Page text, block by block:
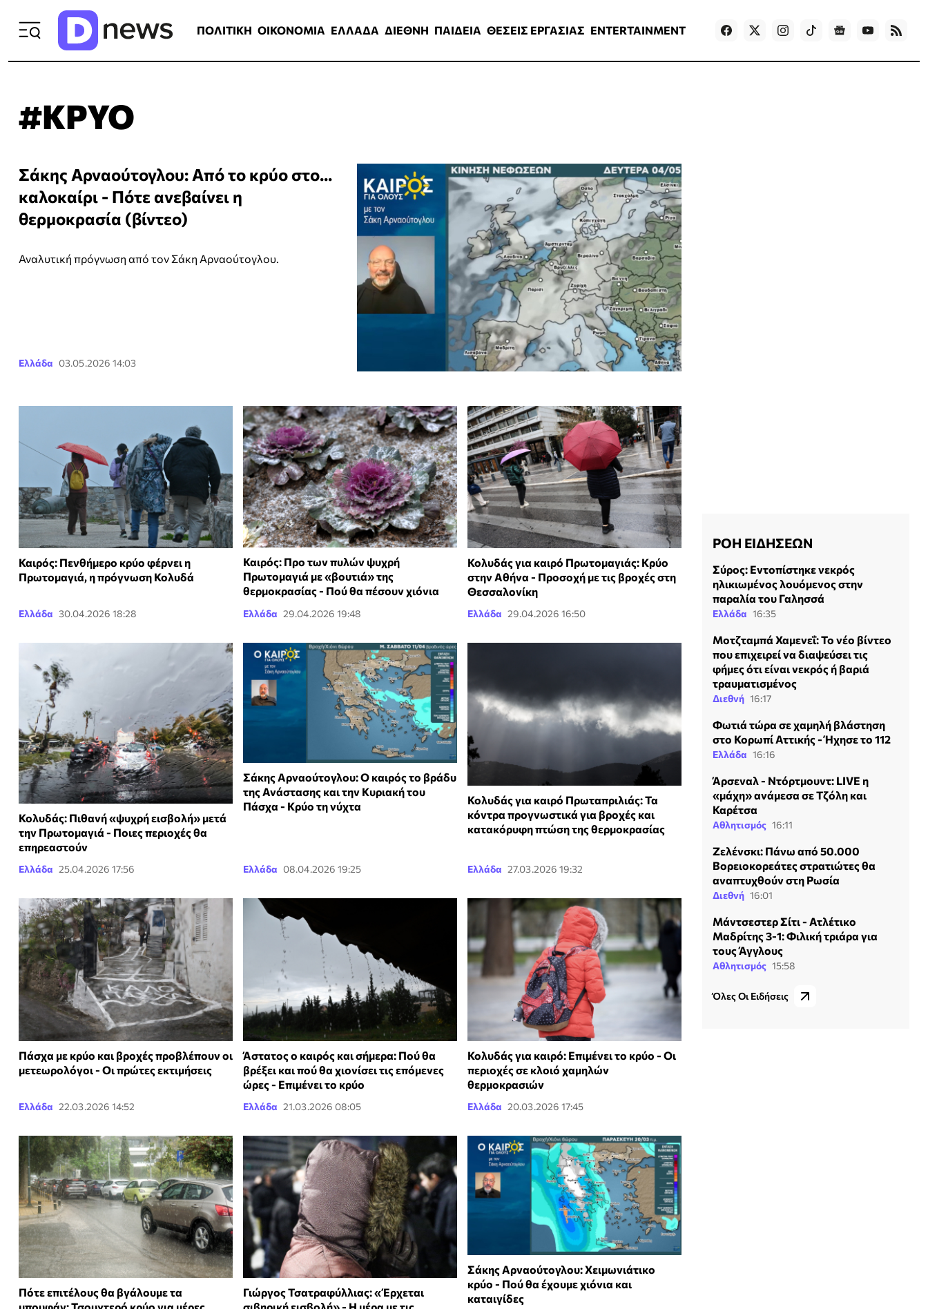
ΠΟΛΙΤΙΚΗ ΟΙΚΟΝΟΜΙΑ ΕΛΛΑΔΑ ΔΙΕΘΝΗ ΠΑΙΔΕΙΑ ΘΕΣΕΙΣ ΕΡΓΑΣΙΑΣ ENTERTAINMENT Games
#ΚΡΥΟ
Σάκης Αρναούτογλου: Από το κρύο στο...
καλοκαίρι - Πότε ανεβαίνει η
θερμοκρασία (βίντεο)
Αναλυτική πρόγνωση από τον Σάκη Αρναούτογλου.
Ελλάδα 03.05.2026 14:03
Καιρός: Πενθήμερο κρύο φέρνει η
Πρωτομαγιά, η πρόγνωση Κολυδά
Ελλάδα 30.04.2026 18:28
Καιρός: Προ των πυλών ψυχρή
Πρωτομαγιά με «βουτιά» της
θερμοκρασίας - Πού θα πέσουν χιόνια
Ελλάδα 29.04.2026 19:48
Κολυδάς για καιρό Πρωτομαγιάς: Κρύο
στην Αθήνα - Προσοχή με τις βροχές στη
Θεσσαλονίκη
Ελλάδα 29.04.2026 16:50
Κολυδάς: Πιθανή «ψυχρή εισβολή» μετά
την Πρωτομαγιά - Ποιες περιοχές θα
επηρεαστούν
Ελλάδα 25.04.2026 17:56
Σάκης Αρναούτογλου: Ο καιρός το βράδυ
της Ανάστασης και την Κυριακή του
Πάσχα - Κρύο τη νύχτα
Ελλάδα 08.04.2026 19:25
Κολυδάς για καιρό Πρωταπριλιάς: Τα
κόντρα προγνωστικά για βροχές και
κατακόρυφη πτώση της θερμοκρασίας
Ελλάδα 27.03.2026 19:32
Πάσχα με κρύο και βροχές προβλέπουν οι
μετεωρολόγοι - Οι πρώτες εκτιμήσεις
Ελλάδα 22.03.2026 14:52
Άστατος ο καιρός και σήμερα: Πού θα
βρέξει και πού θα χιονίσει τις επόμενες
ώρες - Επιμένει το κρύο
Ελλάδα 21.03.2026 08:05
Κολυδάς για καιρό: Επιμένει το κρύο - Οι
περιοχές σε κλοιό χαμηλών
θερμοκρασιών
Ελλάδα 20.03.2026 17:45
Πότε επιτέλους θα βγάλουμε τα
Γιώργος Τσατραφύλλιας: «Έρχεται
Σάκης Αρναούτογλου: Χειμωνιάτικο
κρύο - Πού θα έχουμε χιόνια και
καταιγίδες
ΡΟΗ ΕΙΔΗΣΕΩΝ
Σύρος: Εντοπίστηκε νεκρός
ηλικιωμένος λουόμενος στην
παραλία του Γαλησσά
Ελλάδα 16:35
Μοτζταμπά Χαμενεΐ: Το νέο βίντεο
που επιχειρεί να διαψεύσει τις
φήμες ότι είναι νεκρός ή βαριά
τραυματισμένος
Διεθνή 16:17
Φωτιά τώρα σε χαμηλή βλάστηση
στο Κορωπί Αττικής - Ήχησε το 112
Ελλάδα 16:16
Άρσεναλ - Ντόρτμουντ: LIVE η
«μάχη» ανάμεσα σε Τζόλη και
Καρέτσα
Αθλητισμός 16:11
Ζελένσκι: Πάνω από 50.000
Βορειοκορεάτες στρατιώτες θα
αναπτυχθούν στη Ρωσία
Διεθνή 16:01
Μάντσεστερ Σίτι - Ατλέτικο
Μαδρίτης 3-1: Φιλική τριάρα για
τους Άγγλους
Αθλητισμός 15:58
Όλες Οι Ειδήσεις